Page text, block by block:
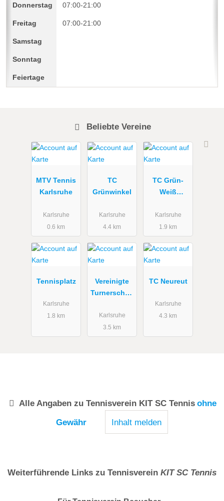
07:00-21:00
07:00-21:00
Beliebte Vereine
MTV Tennis
Karlsruhe
Karlsruhe
0.6 km
TC
Grünwinkel
Karlsruhe
4.4 km
TC Grün-
Weiß
(ESG
Frankonia)
Karlsruhe
1.9 km
Tennisplatz
Karlsruhe
1.8 km
Vereinigte
Turnerschaft
Hagsfeld
e.V.
Karlsruhe
3.5 km
TC Neureut
Karlsruhe
4.3 km
Alle Angaben zu Tennisverein KIT SC Tennis ohne
Gewähr
Inhalt melden
Weiterführende Links zu Tennisverein KIT SC Tennis